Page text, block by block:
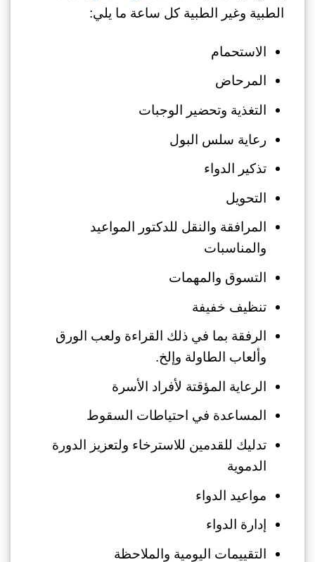
الطبية وغير الطبية كل ساعة ما يلي:
الاستحمام
المرحاض
التغذية وتحضير الوجبات
رعاية سلس البول
تذكير الدواء
التحويل
المرافقة والنقل للدكتور المواعيد
والمناسبات
التسوق والمهمات
تنظيف خفيفة
الرفقة بما في ذلك القراءة ولعب الورق
وألعاب الطاولة وإلخ.
الرعاية المؤقتة لأفراد الأسرة
المساعدة في احتياطات السقوط
تدليك للقدمين للاسترخاء ولتعزيز الدورة
الدموية
مواعيد الدواء
إدارة الدواء
التقييمات اليومية والملاحظة